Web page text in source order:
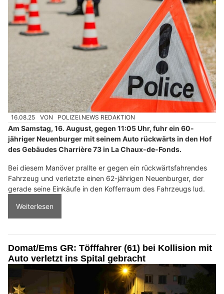
16.08.25 VON POLIZEI.NEWS REDAKTION
Am Samstag, 16. August, gegen 11:05 Uhr, fuhr ein 60-
jähriger Neuenburger mit seinem Auto rückwärts in den Hof
des Gebäudes Charrière 73 in La Chaux-de-Fonds.
Bei diesem Manöver prallte er gegen ein rückwärtsfahrendes
Fahrzeug und verletzte einen 62-jährigen Neuenburger, der
gerade seine Einkäufe in den Kofferraum des Fahrzeugs lud.
Weiterlesen
Domat/Ems GR: Töfffahrer (61) bei Kollision mit
Auto verletzt ins Spital gebracht